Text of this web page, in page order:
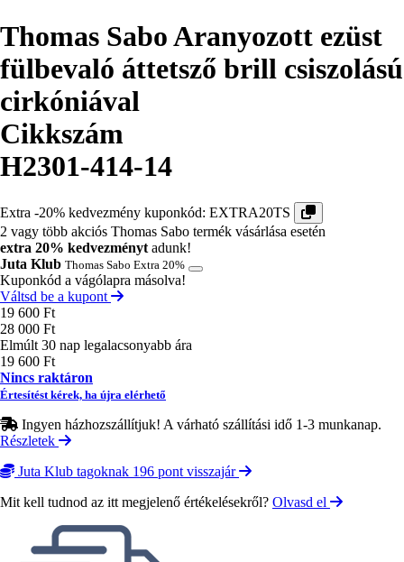
Thomas Sabo Aranyozott ezüst
fülbevaló áttetsző brill csiszolású
cirkóniával
Cikkszám
H2301-414-14
Extra -20% kedvezmény kuponkód: EXTRA20TS
2 vagy több akciós Thomas Sabo termék vásárlása esetén
extra 20% kedvezményt adunk!
Juta Klub Thomas Sabo Extra 20%
Kuponkód a vágólapra másolva!
Váltsd be a kupont
Ár
19 600 Ft
28 000 Ft
Elmúlt 30 nap legalacsonyabb ára
19 600 Ft
Nincs raktáron
Értesítést kérek, ha újra elérhető
Ingyen házhozszállítjuk! A várható szállítási idő 1-3 munkanap.
Részletek
Juta Klub tagoknak 196 pont visszajár
Mit kell tudnod az itt megjelenő értékelésekről? Olvasd el